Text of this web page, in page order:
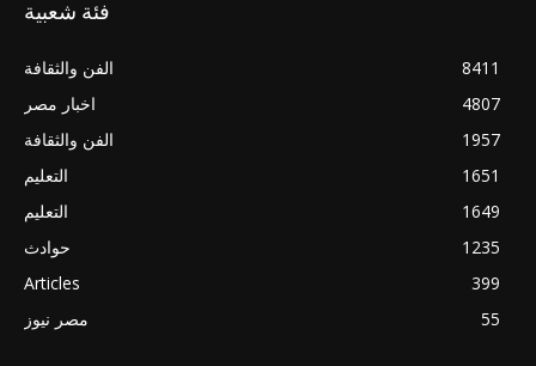
فئة شعبية
الفن والثقافة
8411
اخبار مصر
4807
الفن والثقافة
1957
التعليم
1651
التعليم
1649
حوادث
1235
Articles
399
مصر نيوز
55